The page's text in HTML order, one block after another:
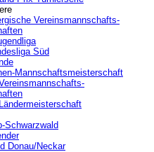
Vereinsmannschafts-
Süd
Mannschaftsmeisterschaft
Schwarzwald
Donau/Neckar